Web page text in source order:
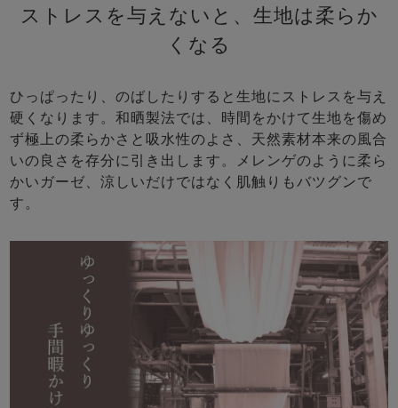
ストレスを与えないと、生地は柔らか
くなる
ひっぱったり、のばしたりすると生地にストレスを与え
硬くなります。和晒製法では、時間をかけて生地を傷め
ず極上の柔らかさと吸水性のよさ、天然素材本来の風合
いの良さを存分に引き出します。メレンゲのように柔ら
かいガーゼ、涼しいだけではなく肌触りもバツグンで
す。